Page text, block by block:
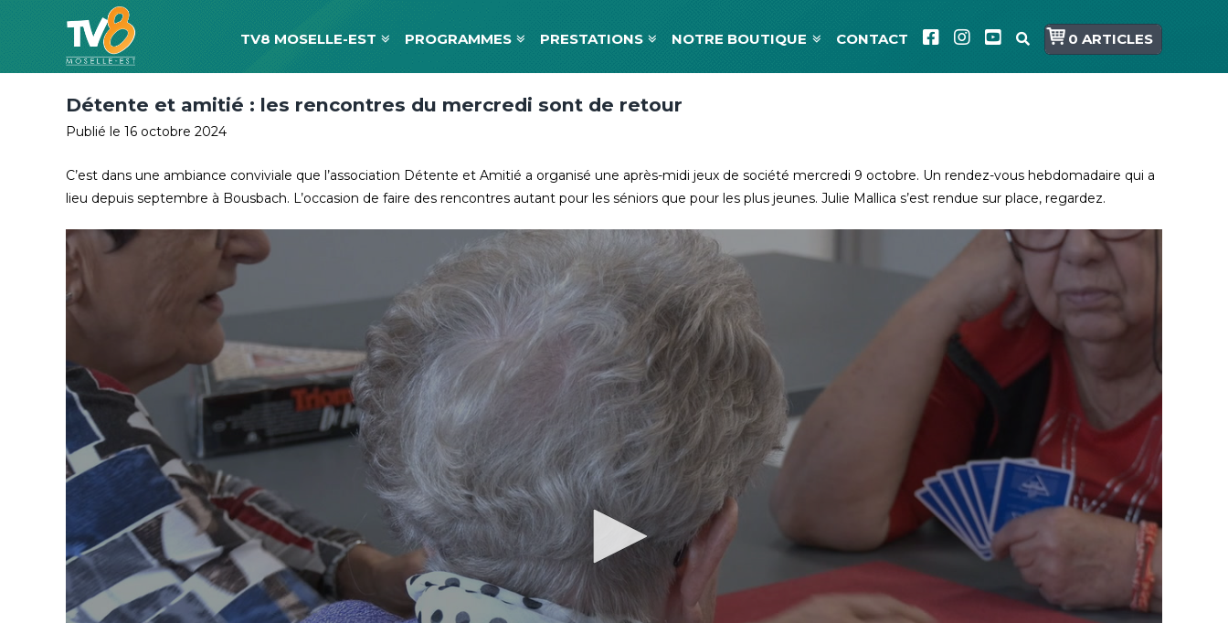
TV8 MOSELLE-EST PROGRAMMES PRESTATIONS NOTRE BOUTIQUE CONTACT 0 ARTICLES
Détente et amitié : les rencontres du mercredi sont de retour
Publié le 16 octobre 2024
C’est dans une ambiance conviviale que l’association Détente et Amitié a organisé une après-midi jeux de société mercredi 9 octobre. Un rendez-vous hebdomadaire qui a
lieu depuis septembre à Bousbach. L’occasion de faire des rencontres autant pour les séniors que pour les plus jeunes. Julie Mallica s’est rendue sur place, regardez.